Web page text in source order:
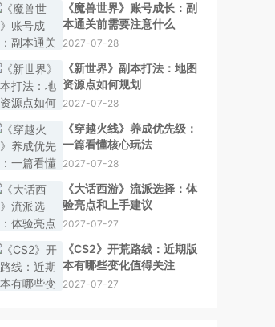
《魔兽世界》账号成长：副
本通关前需要注意什么
2027-07-28
《新世界》副本打法：地图
资源点如何规划
2027-07-28
《穿越火线》养成优先级：
一篇看懂核心玩法
2027-07-28
《大话西游》流派选择：体
验亮点和上手建议
2027-07-27
《CS2》开荒路线：近期版
本有哪些变化值得关注
2027-07-27